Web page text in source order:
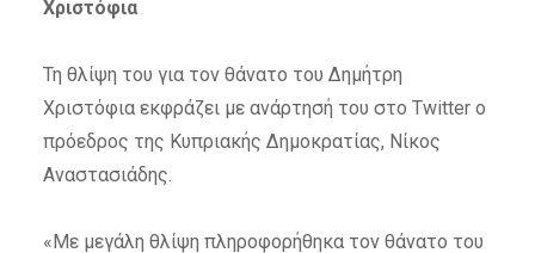
Χριστόφια
Τη θλίψη του για τον θάνατο του Δημήτρη
Χριστόφια εκφράζει με ανάρτησή του στο Twitter ο
πρόεδρος της Κυπριακής Δημοκρατίας, Νίκος
Αναστασιάδης.
«Με μεγάλη θλίψη πληροφορήθηκα τον θάνατο του